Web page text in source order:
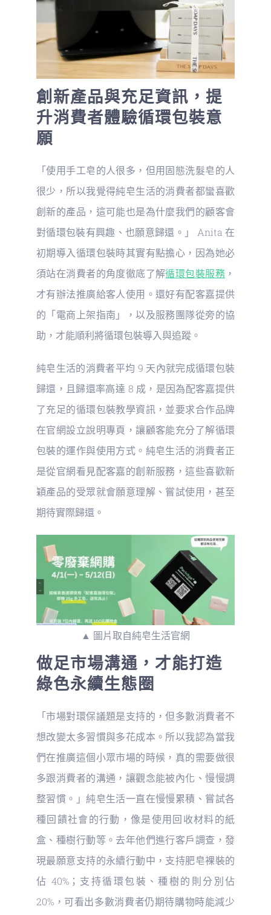
創新產品與充足資訊，提
升消費者體驗循環包裝意
願
「使用手工皂的人很多，但用固態洗髮皂的人
很少，所以我覺得純皂生活的消費者都蠻喜歡
創新的產品，這可能也是為什麼我們的顧客會
對循環包裝有興趣、也願意歸還。」 Anita 在
初期導入循環包裝時其實有點擔心，因為她必
須站在消費者的角度徹底了解循環包裝服務 ，
才有辦法推廣給客人使用。還好有配客嘉提供
的「電商上架指南」，以及服務團隊從旁的協
助，才能順利將循環包裝導入與追蹤。
純皂生活的消費者平均 9 天內就完成循環包裝
歸還，且歸還率高達 8 成，是因為配客嘉提供
了充足的循環包裝教學資訊，並要求合作品牌
在官網設立說明專頁，讓顧客能充分了解循環
包裝的運作與使用方式。純皂生活的消費者正
是從官網看見配客嘉的創新服務，這些喜歡新
穎產品的受眾就會願意理解、嘗試使用，甚至
期待實際歸還。
▲ 圖片取自純皂生活官網
做足市場溝通，才能打造
綠色永續生態圈
「市場對環保議題是支持的，但多數消費者不
想改變太多習慣與多花成本。所以我認為當我
們在推廣這個小眾市場的時候，真的需要做很
多跟消費者的溝通，讓觀念能被內化、慢慢調
整習慣。」純皂生活一直在慢慢累積、嘗試各
種回饋社會的行動，像是使用回收材料的紙
盒、種樹行動等。去年他們進行客戶調查，發
現最願意支持的永續行動中，支持肥皂裸裝的
佔 40%；支持循環包裝、種樹的則分別佔
20%，可看出多數消費者仍期待購物時能減少